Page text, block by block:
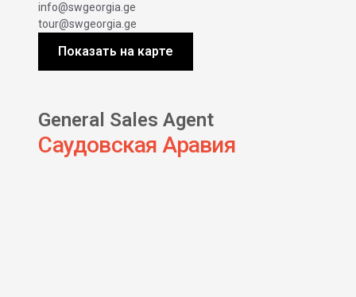
info@swgeorgia.ge
tour@swgeorgia.ge
Показать на карте
General Sales Agent
Саудовская Аравия